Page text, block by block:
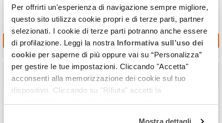
Per offrirti un'esperienza di navigazione sempre migliore,
questo sito utilizza cookie propri e di terze parti, partner
selezionati. I cookie di terze parti potranno anche essere
di profilazione. Leggi la nostra Informativa sull’uso dei
cookie per saperne di più oppure vai su “Personalizza”
per gestire le tue impostazioni. Cliccando "Accetta"
acconsenti alla memorizzazione dei cookie sul tuo
dispositivo. Cliccando su "Rifiuta" accetti la
Mostra dettagli
donazioni.
Richiedi
Calcolo della Superficie da Planimetria
in4 ore
Affidati ai nostri tecnici per calcolare rapidamente la superficie netta
(calpestabile) e commerciale del tuo immobile.